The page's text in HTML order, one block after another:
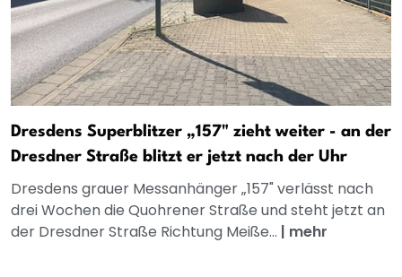
Dresdens Superblitzer „157" zieht weiter - an der
Dresdner Straße blitzt er jetzt nach der Uhr
Dresdens grauer Messanhänger „157" verlässt nach
drei Wochen die Quohrener Straße und steht jetzt an
der Dresdner Straße Richtung Meiße... | mehr